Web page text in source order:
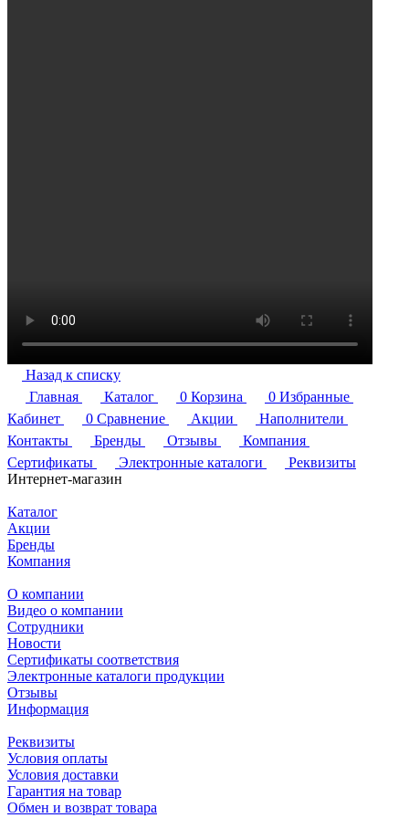
Назад к списку
Главная
Каталог 0 Корзина 0 Избранные
Кабинет
0 Сравнение Акции
Наполнители
Контакты
Бренды Отзывы
Компания
Сертификаты
Электронные каталоги
Реквизиты
Интернет-магазин
Каталог
Акции
Бренды
Компания
О компании
Видео о компании
Сотрудники
Новости
Сертификаты соответствия
Электронные каталоги продукции
Отзывы
Информация
Реквизиты
Условия оплаты
Условия доставки
Гарантия на товар
Обмен и возврат товара